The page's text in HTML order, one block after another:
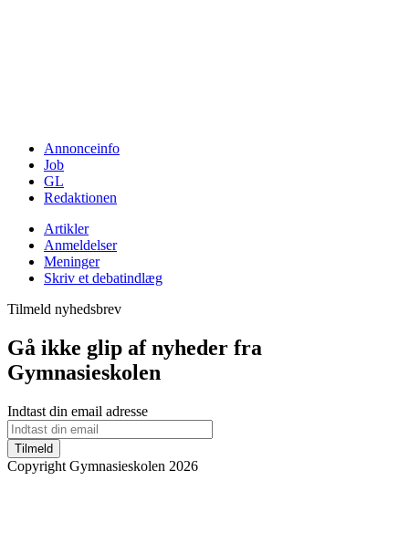
Annonceinfo
Job
GL
Redaktionen
Artikler
Anmeldelser
Meninger
Skriv et debatindlæg
Tilmeld nyhedsbrev
Gå ikke glip af nyheder fra
Gymnasieskolen
Indtast din email adresse
Tilmeld
Copyright Gymnasieskolen 2026